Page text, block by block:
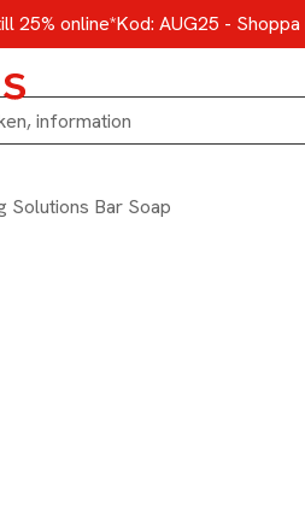
25% online*Kod: AUG25 - Shoppa
Solutions Bar Soap